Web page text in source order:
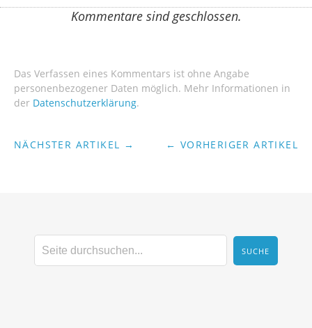
Kommentare sind geschlossen.
Das Verfassen eines Kommentars ist ohne Angabe
personenbezogener Daten möglich. Mehr Informationen in
der Datenschutzerklärung.
NÄCHSTER ARTIKEL → ← VORHERIGER ARTIKEL